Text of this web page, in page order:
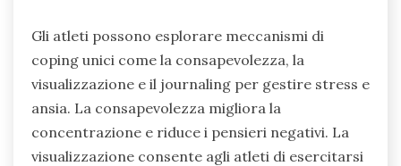
Gli atleti possono esplorare meccanismi di
coping unici come la consapevolezza, la
visualizzazione e il journaling per gestire stress e
ansia. La consapevolezza migliora la
concentrazione e riduce i pensieri negativi. La
visualizzazione consente agli atleti di esercitarsi